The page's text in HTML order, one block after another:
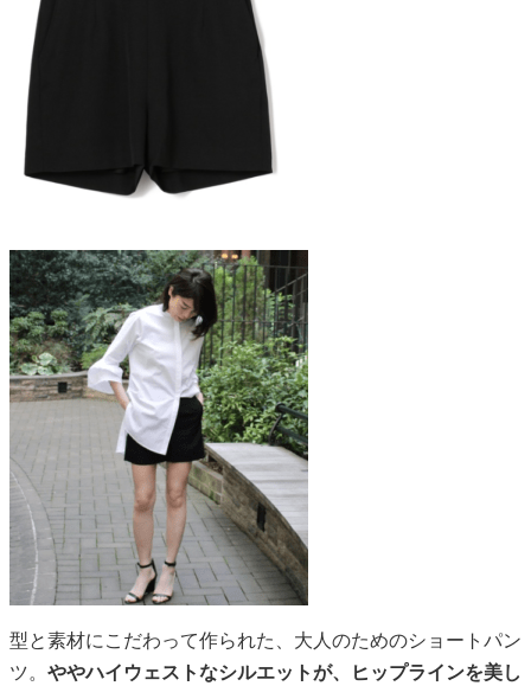
型と素材にこだわって作られた、大人のためのショートパン
ツ。 ややハイウェストなシルエットが、ヒップラインを美し